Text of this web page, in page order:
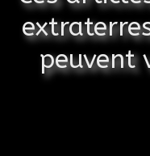
peuvent